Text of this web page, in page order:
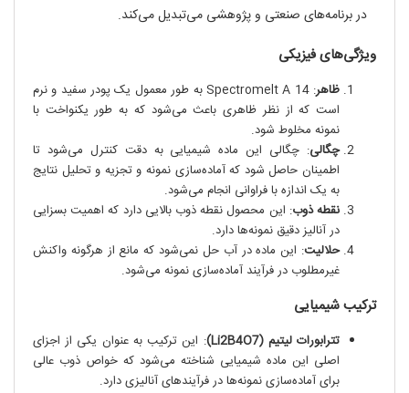
در برنامه‌های صنعتی و پژوهشی می‌تبدیل می‌کند.
ویژگی‌های فیزیکی
ظاهر
: Spectromelt A 14 به طور معمول یک پودر سفید و نرم
است که از نظر ظاهری باعث می‌شود که به طور یکنواخت با
نمونه مخلوط شود.
چگالی: چگالی این ماده شیمیایی به دقت کنترل می‌شود تا
اطمینان حاصل شود که آماده‌سازی نمونه و تجزیه و تحلیل نتایج
به یک اندازه با فراوانی انجام می‌شود.
نقطه ذوب: این محصول نقطه ذوب بالایی دارد که اهمیت بسزایی
در آنالیز دقیق نمونه‌ها دارد.
حلالیت: این ماده در آب حل نمی‌شود که مانع از هرگونه واکنش
غیرمطلوب در فرآیند آماده‌سازی نمونه می‌شود.
ترکیب شیمیایی
تترابورات لیتیم (Li2B4O7)
: این ترکیب به عنوان یکی از اجزای
اصلی این ماده شیمیایی شناخته می‌شود که خواص ذوب عالی
برای آماده‌سازی نمونه‌ها در فرآیندهای آنالیزی دارد.